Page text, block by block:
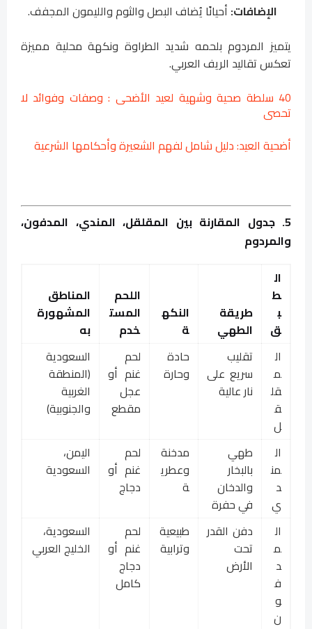
الإضافات: أحيانًا يُضاف البصل والثوم والليمون المجفف.
يتميز المردوم بلحمه شديد الطراوة ونكهة محلية مميزة
تعكس تقاليد الريف العربي.
40 سلطة صحية وشهية لعيد الأضحى : وصفات وفوائد لا
تحصى
أضحية العيد: دليل شامل لفهم الشعيرة وأحكامها الشرعية
5. جدول المقارنة بين المقلقل، المندي، المدفون،
والمردوم
ال
ط
ب
ق
طريقة
الطهي
النكه
ة
اللحم
المست
خدم
المناطق
المشهورة
به
ال
م
قل
ق
ل
تقليب
سريع على
نار عالية
حادة
وحارة
لحم
غنم أو
عجل
مقطع
السعودية
(المنطقة
الغربية
والجنوبية)
ال
من
د
ي
طهي
بالبخار
والدخان
في حفرة
مدخنة
وعطري
ة
لحم
غنم أو
دجاج
اليمن،
السعودية
ال
م
د
ف
و
ن
دفن القدر
تحت
الأرض
طبيعية
وترابية
لحم
غنم أو
دجاج
كامل
السعودية،
الخليج العربي